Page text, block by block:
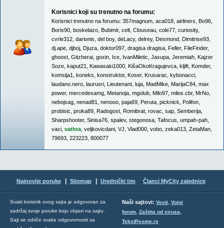
Korisnici koji su trenutno na forumu:
Korisnici trenutno na forumu: 357magnum aca018 airliners Bo96
Boris90 boskelazo Bubimir, celt Clouseau cole77 curiosity,
cvrle312 darionis del boy, deLacy, delrey, Desmond Dimitrise93
dj.ape djboj Djuza doktor097 dragisa dragisa Feller, FileFinder,
ghoost Gitzherai goxin Ice IvanMiletic Jaxupa Jeremiah Kajzer
Soze kaput21 Kawasaki1000 KišaOkoKragujevca kljift Komder,
komsija1
koneks konstruktor, Koser, Krusarac kybonacci
laudano.nero laurusri Lieutenant luja MadMike MarijaC84 max
power, mercedesamg Metanoja mgolub Milo97 milos.cbr, MrNo
nebojsag nenad81 nenooo paja69 Peruta picknick Polifon
probisic proka89 Radogost Romibrat rovac sap Semberija
Sharpshooter, Sinisa76 spalev, stegonosa Tafocus umpah-pah
vaci vathra veljkovicdani VJ Vlad000 vobo zeka013 ZetaMan
79693 223223 800077
Najnovije poruke Sitemap Urednički tim Članci MyCity zajednice
Svaki korisnik ovog sajta je odgovoran za
sadržaj svoje poruke koju objavi na sajtu.
Sajt se odriče svake odgovornosti za
Naši sajtovi: Vesti, Vojni
forum, Zaštita od virusa,
TekstPesme.rs